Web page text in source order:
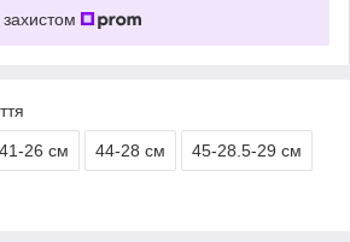
41-26 см 44-28 см 45-28.5-29 см